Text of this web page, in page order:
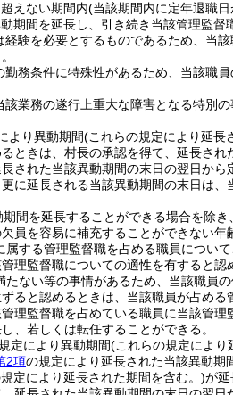
えない期間内(当該期間内に定年退職
期間を延長し、引き続き当該管理監督
験を必要とするものであるため、当
務条件に特殊性があるため、当該職
業務の遂行上重大な障害となる特別
より異動期間(これらの規定により延長
ときは、村長の承認を得て、延長さ
された当該異動期間の末日の翌日から
に延長される当該異動期間の末日は
間を延長することができる場合を除
員を容易に補充することができない
属する管理監督職を占める職員につい
理監督職についての適性を有すると認
ない等の事情があるため、当該職員
ると認めるときは、当該職員が占め
理監督職を占めている職員に当該管
、若しくは転任することができる。
定により異動期間(これらの規定により
2項の規定により延長された当該異動期
定により延長された期間を含む。)が延